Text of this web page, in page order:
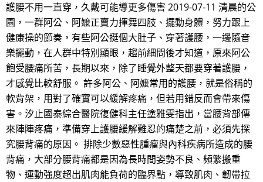
護腰不用一直穿，久戴可能導更多傷害 2019-07-11 清晨的公
園，一群阿公、阿嬤正賣力揮舞四肢、擺動身體，努力跟上
健康操的節奏，有些阿公挺個大肚子、穿著護腰，一邊隨音
樂擺動，在人群中特別顯眼，趨前細問後才知道，原來阿公
飽受腰痛所苦，長期以來，除了睡覺外整天都要穿著護腰，
才感覺比較舒服。 許多阿公、阿嬤常用的護腰，就是俗稱的
軟背架，用對了確實可以緩解疼痛，但若用錯反而會帶來傷
害。汐止國泰綜合醫院復健科主任塗雅雯指出，當腰背部傳
來陣陣疼痛，準備穿上護腰緩解難忍的痛楚之前，必須先探
究腰背痛的原因。 排除少數惡性腫瘤與內科疾病所造成的腰
背痛，大部分腰背痛都是因為長時間姿勢不良、頻繁搬重
物、運動強度超出肌肉能負荷的臨界點，導致肌肉、韌帶拉